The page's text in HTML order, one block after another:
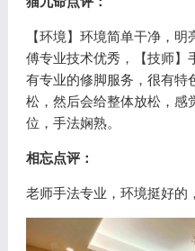
【环境】环境简单干净，
傅专业技术优秀，【技师】
有专业的修脚服务，很有特
松，然后会给整体放松，感
位，手法娴熟。
相忘点评：
老师手法专业，环境挺好的